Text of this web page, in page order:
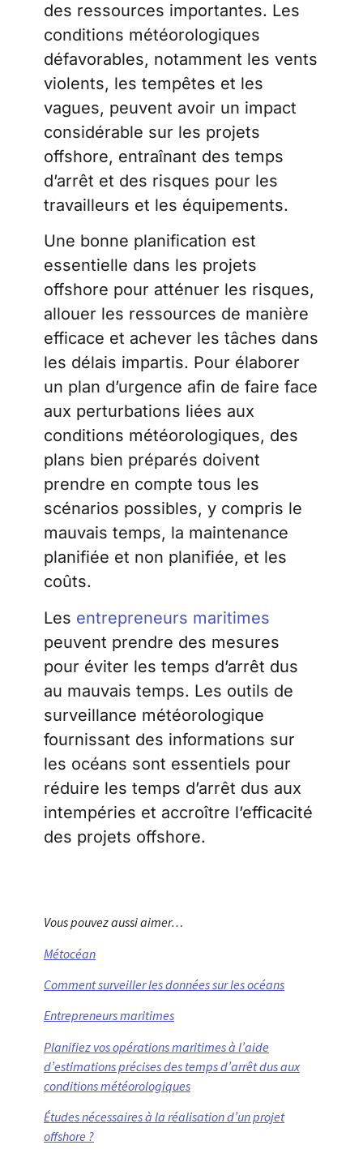
des ressources importantes. Les
conditions météorologiques
défavorables, notamment les vents
violents, les tempêtes et les
vagues, peuvent avoir un impact
considérable sur les projets
offshore, entraînant des temps
d’arrêt et des risques pour les
travailleurs et les équipements.
Une bonne planification est
essentielle dans les projets
offshore pour atténuer les risques,
allouer les ressources de manière
efficace et achever les tâches dans
les délais impartis. Pour élaborer
un plan d’urgence afin de faire face
aux perturbations liées aux
conditions météorologiques, des
plans bien préparés doivent
prendre en compte tous les
scénarios possibles, y compris le
mauvais temps, la maintenance
planifiée et non planifiée, et les
coûts.
Les entrepreneurs maritimes
peuvent prendre des mesures
pour éviter les temps d’arrêt dus
au mauvais temps. Les outils de
surveillance météorologique
fournissant des informations sur
les océans sont essentiels pour
réduire les temps d’arrêt dus aux
intempéries et accroître l’efficacité
des projets offshore.
Vous pouvez aussi aimer…
Métocéan
Comment surveiller les données sur les océans
Entrepreneurs maritimes
Planifiez vos opérations maritimes à l’aide
d’estimations précises des temps d’arrêt dus aux
conditions météorologiques
Études nécessaires à la réalisation d’un projet
offshore ?